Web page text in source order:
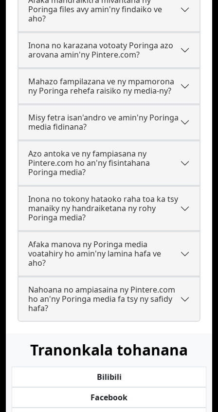
Poringa files avy amin'ny findaiko ve
aho?
Inona no karazana votoaty Poringa azo
arovana amin'ny Pintere.com?
Mahazo fampilazana ve ny mpamorona
ny Poringa rehefa raisiko ny media-ny?
Misy fetra isan'andro ve amin'ny Poringa
media fidinana?
Azo antoka ve ny fampiasana ny
Pintere.com ho an'ny fisintahana
Poringa media?
Inona no tokony hataoko raha toa ka tsy
manaiky ny handraiketana ny rohy
Poringa media?
Afaka manova ny Poringa media
voatahiry ho amin'ny lamina hafa ve
aho?
Nahoana no ampiasaina ny Pintere.com
ho an'ny Poringa media fa tsy ny safidy
hafa?
Tranonkala tohanana
Bilibili
Facebook